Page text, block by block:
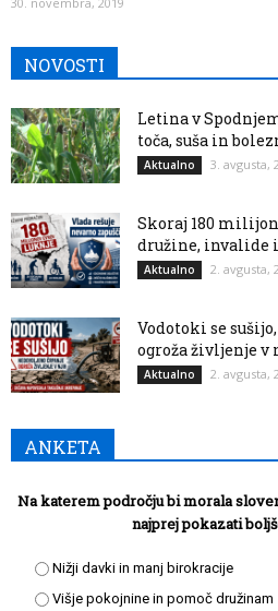
NOVOSTI
Letina v
toča, suša in
Aktualno 3. avgusta,
Skoraj 180
družine, invalide
Aktualno 2. avgusta,
Vodotoki se
ogroža življenje v
Aktualno 2. avgusta,
ANKETA
Na katerem področju bi morala
najprej pokazati
Nižji davki in manj birokracije
Višje pokojnine in pomoč družinam